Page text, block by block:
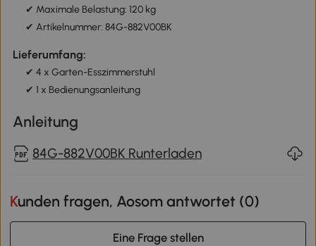
✔ Maximale Belastung: 120 kg
✔ Artikelnummer: 84G-882V00BK
Lieferumfang:
✔ 4 x Garten-Esszimmerstuhl
✔ 1 x Bedienungsanleitung
Anleitung
84G-882V00BK Runterladen
Kunden fragen, Aosom antwortet (0)
Eine Frage stellen